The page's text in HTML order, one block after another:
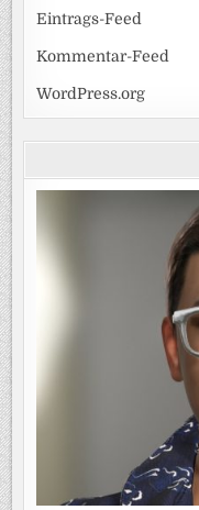
Eintrags-Feed
Kommentar-Feed
WordPress.org